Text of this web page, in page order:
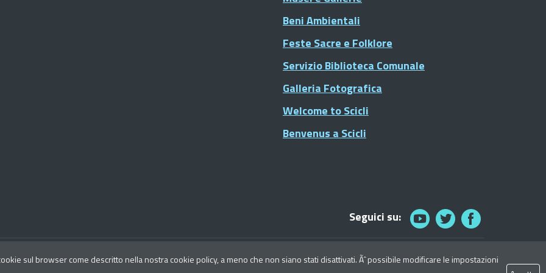
Beni Ambientali
Feste Sacre e Folklore
Servizio Biblioteca Comunale
Galleria Fotografica
Welcome to Scicli
Benvenus a Scicli
Seguici su:
Aggiornato al © 2021 Comune di Scicli - Tutti i diritti riservati
sul browser come descritto nella nostra cookie policy, a meno che non siano stati disattivati. Ãˆ possibile modificare le impostazioni